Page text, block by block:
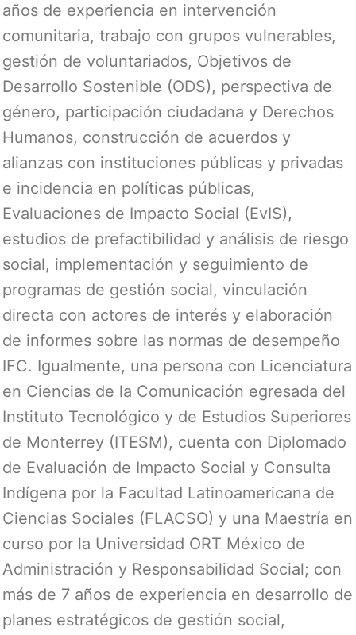
años de experiencia en intervención
comunitaria, trabajo con grupos vulnerables,
gestión de voluntariados, Objetivos de
Desarrollo Sostenible (ODS), perspectiva de
género, participación ciudadana y Derechos
Humanos, construcción de acuerdos y
alianzas con instituciones públicas y privadas
e incidencia en políticas públicas,
Evaluaciones de Impacto Social (EvIS),
estudios de prefactibilidad y análisis de riesgo
social, implementación y seguimiento de
programas de gestión social, vinculación
directa con actores de interés y elaboración
de informes sobre las normas de desempeño
IFC. Igualmente, una persona con Licenciatura
en Ciencias de la Comunicación egresada del
Instituto Tecnológico y de Estudios Superiores
de Monterrey (ITESM), cuenta con Diplomado
de Evaluación de Impacto Social y Consulta
Indígena por la Facultad Latinoamericana de
Ciencias Sociales (FLACSO) y una Maestría en
curso por la Universidad ORT México de
Administración y Responsabilidad Social; con
más de 7 años de experiencia en desarrollo de
planes estratégicos de gestión social,